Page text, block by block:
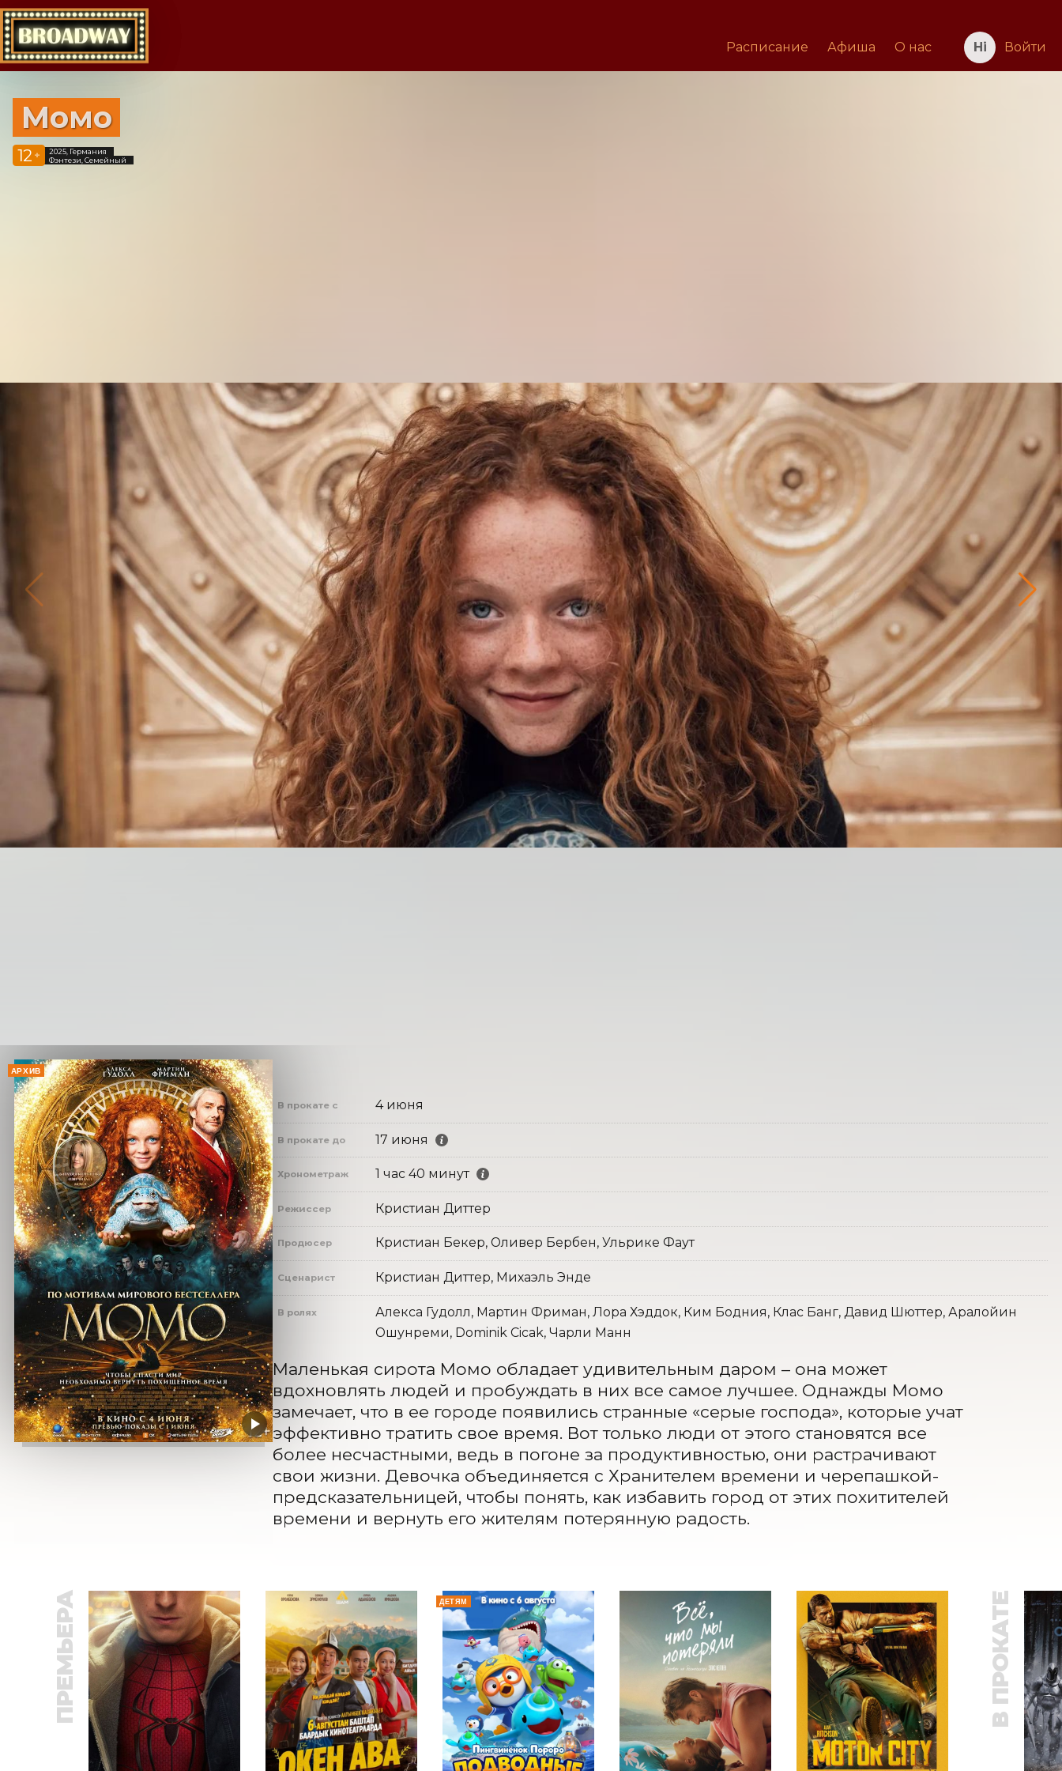
Расписание Афиша О нас Войти
Момо
12 +
2025, Германия
Фэнтези, Семейный
АРХИВ
В прокате с 4 июня
В прокате до 17 июня
Хронометраж 1 час 40 минут
Режиссер Кристиан Диттер
Продюсер Кристиан Бекер, Оливер Бербен, Ульрике Фаут
Сценарист Кристиан Диттер, Михаэль Энде
В ролях
Алекса Гудолл, Мартин Фриман, Лора Хэддок, Ким Бодния, Клас Банг, Давид Шюттер, Аралойин
Ошунреми, Dominik Cicak, Чарли Манн
Маленькая сирота Момо обладает удивительным даром – она может
вдохновлять людей и пробуждать в них все самое лучшее. Однажды Момо
замечает, что в ее городе появились странные «серые господа», которые учат
эффективно тратить свое время. Вот только люди от этого становятся все
более несчастными, ведь в погоне за продуктивностью, они растрачивают
свои жизни. Девочка объединяется с Хранителем времени и черепашкой-
предсказательницей, чтобы понять, как избавить город от этих похитителей
времени и вернуть его жителям потерянную радость.
ПРЕМЬЕРА ДЕТЯМ В ПРОКАТЕ